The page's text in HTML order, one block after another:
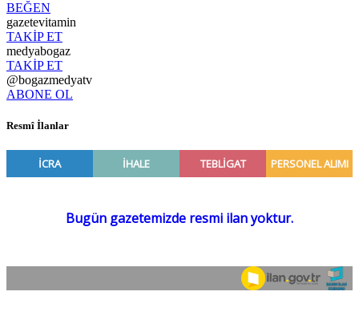
BEĞEN
gazetevitamin
TAKİP ET
medyabogaz
TAKİP ET
@bogazmedyatv
ABONE OL
Resmî İlanlar